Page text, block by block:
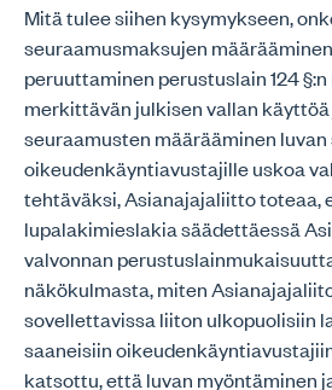
Mitä tulee siihen kysymykseen,
seuraamusmaksujen
peruuttaminen perustuslain 124
merkittävän julkisen vallan
seuraamusten määrääminen
oikeudenkäyntiavustajille uskoa
tehtäväksi, Asianajajaliitto toteaa,
lupalakimieslakia säädettäessä
valvonnan
näkökulmasta, miten
sovellettavissa liiton ulkopuolisiin
saaneisiin
katsottu, että luvan myöntäminen